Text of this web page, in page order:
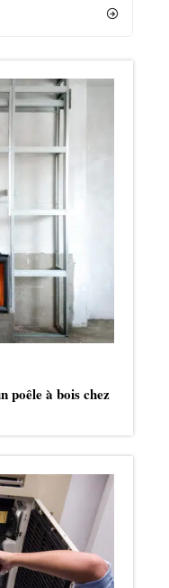
poêle à bois chez